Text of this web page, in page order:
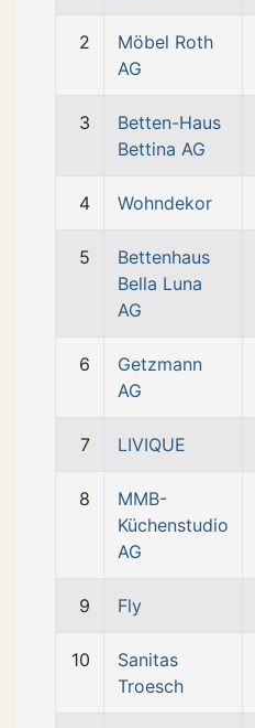
2
Möbel Roth
AG
3
Betten-Haus
Bettina AG
4 Wohndekor
5
Bettenhaus
Bella Luna
AG
6
Getzmann
AG
7 LIVIQUE
8
MMB-
Küchenstudio
AG
9 Fly
10
Sanitas
Troesch